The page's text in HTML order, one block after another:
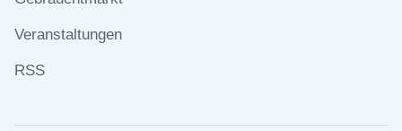
Veranstaltungen
RSS